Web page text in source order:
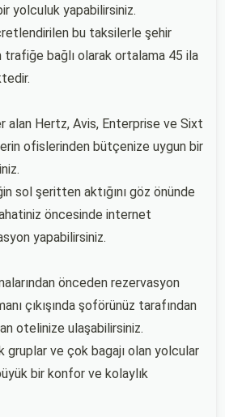
yolculuk yapabilirsiniz.
bu taksilerle şehir
trafiğe bağlı olarak ortalama 45 ila
alan Hertz, Avis, Enterprise ve Sixt
ofislerinden bütçenize uygun bir
sol şeritten aktığını göz önünde
öncesinde internet
yapabilirsiniz.
önceden rezervasyon
çıkışında şoförünüz tarafından
otelinize ulaşabilirsiniz.
gruplar ve çok bagajı olan yolcular
bir konfor ve kolaylık